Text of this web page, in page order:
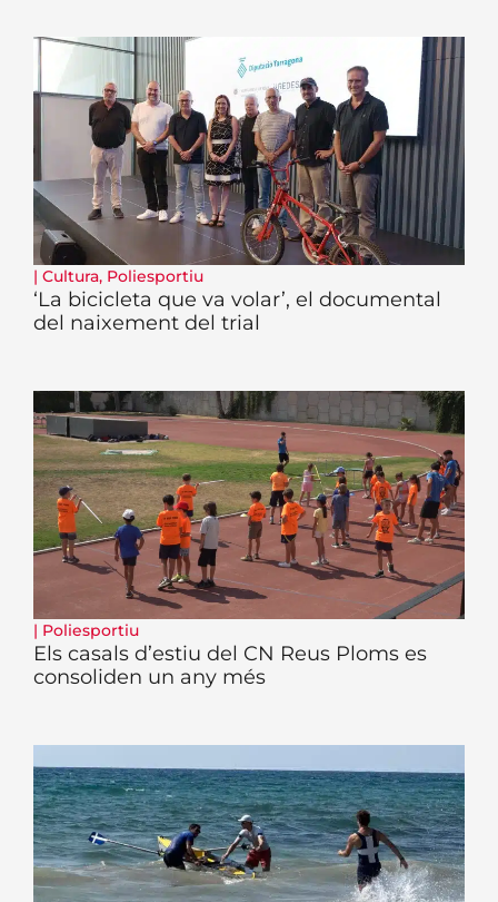
| Cultura, Poliesportiu
‘La bicicleta que va volar’, el documental
del naixement del trial
| Poliesportiu
Els casals d’estiu del CN Reus Ploms es
consoliden un any més